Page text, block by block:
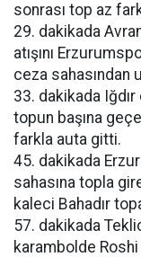
sonrası top az
29. dakikada
atışını
ceza sahasından
33. dakikada
topun başına
farkla auta gitti.
45. dakikada
sahasına topla
kaleci Bahadır
57. dakikada
karambolde